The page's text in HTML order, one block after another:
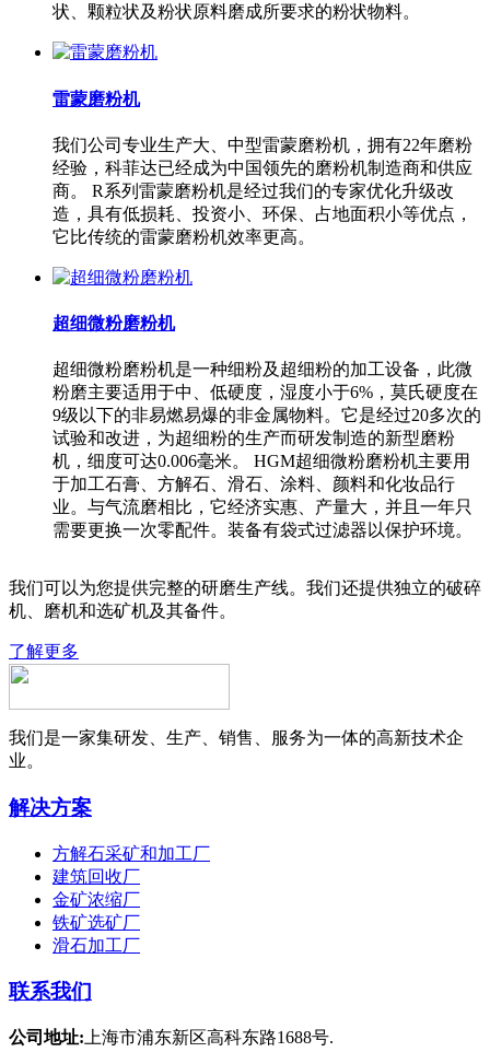
状、颗粒状及粉状原料磨成所要求的粉状物料。
雷蒙磨粉机
我们公司专业生产大、中型雷蒙磨粉机，拥有22年磨粉
经验，科菲达已经成为中国领先的磨粉机制造商和供应
商。 R系列雷蒙磨粉机是经过我们的专家优化升级改
造，具有低损耗、投资小、环保、占地面积小等优点，
它比传统的雷蒙磨粉机效率更高。
超细微粉磨粉机
超细微粉磨粉机是一种细粉及超细粉的加工设备，此微
粉磨主要适用于中、低硬度，湿度小于6%，莫氏硬度在
9级以下的非易燃易爆的非金属物料。它是经过20多次的
试验和改进，为超细粉的生产而研发制造的新型磨粉
机，细度可达0.006毫米。 HGM超细微粉磨粉机主要用
于加工石膏、方解石、滑石、涂料、颜料和化妆品行
业。与气流磨相比，它经济实惠、产量大，并且一年只
需要更换一次零配件。装备有袋式过滤器以保护环境。
我们可以为您提供完整的研磨生产线。我们还提供独立的破碎
机、磨机和选矿机及其备件。
了解更多
我们是一家集研发、生产、销售、服务为一体的高新技术企
业。
解决方案
方解石采矿和加工厂
建筑回收厂
金矿浓缩厂
铁矿选矿厂
滑石加工厂
联系我们
公司地址: 上海市浦东新区高科东路1688号.